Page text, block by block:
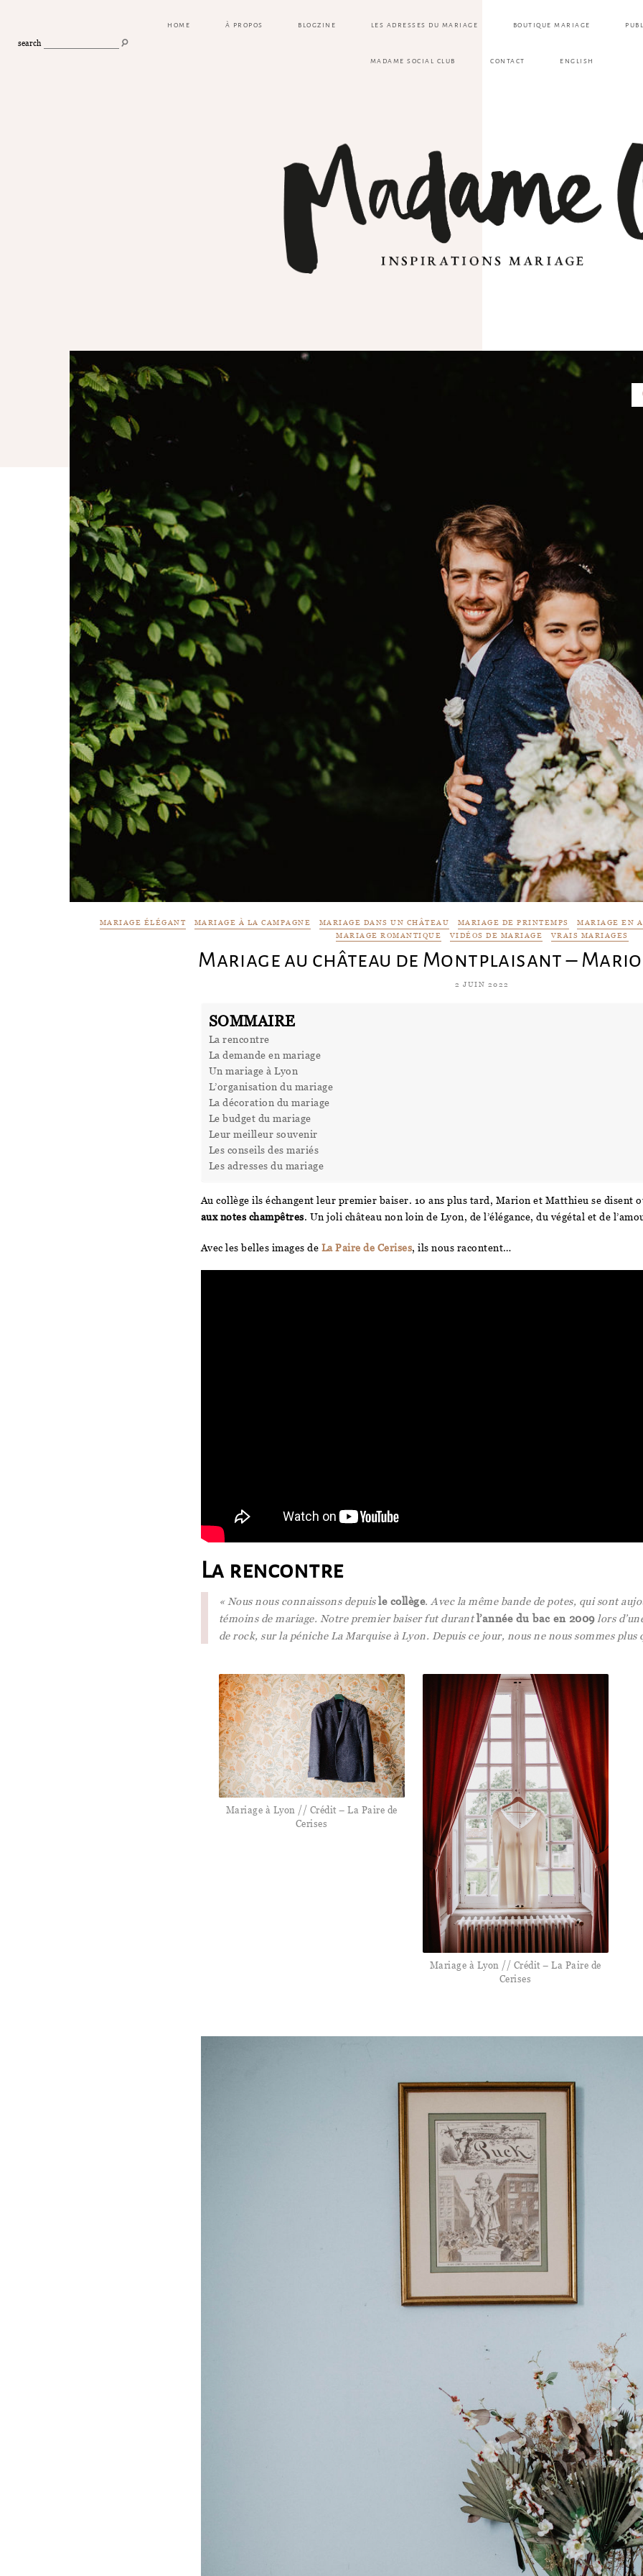
search
HOME À PROPOS BLOGZINE LES ADRESSES DU MARIAGE BOUTIQUE MARIAGE
MADAME SOCIAL CLUB CONTACT ENGLISH
MARIAGE ÉLÉGANT MARIAGE À LA CAMPAGNE MARIAGE DANS UN CHÂTEAU MARIAGE DE PRINTEMPS MARIAGE EN
MARIAGE ROMANTIQUE
VIDÉOS DE MARIAGE VRAIS MARIAGES
Mariage au château de Montplaisant –
2 JUIN 2022
SOMMAIRE
La rencontre
La demande en mariage
Un mariage à Lyon
L’organisation du mariage
La décoration du mariage
Le budget du mariage
Leur meilleur souvenir
Les conseils des mariés
Les adresses du mariage
Au collège ils échangent leur premier baiser. 10 ans plus tard, Marion et Matthieu se disent
aux notes champêtres. Un joli château non loin de Lyon, de l’élégance, du végétal et de
Avec les belles images de La Paire de Cerises, ils nous racontent…
La rencontre
« Nous nous connaissons depuisle collège. Avec la même bande de potes, qui sont
témoins de mariage. Notre premier baiser fut durantl’année du bac en 2009lors
de rock, sur la péniche La Marquise à Lyon. Depuis ce jour, nous ne nous sommes plus
Mariage à Lyon // Crédit – La Paire de
Cerises
Mariage à Lyon // Crédit – La Paire de
Cerises